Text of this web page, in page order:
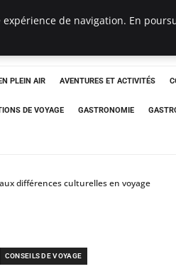
PLEIN AIR AVENTURES ET ACTIVITÉS
DE VOYAGE GASTRONOMIE
différences culturelles en voyage
CONSEILS DE VOYAGE
de navigation. En